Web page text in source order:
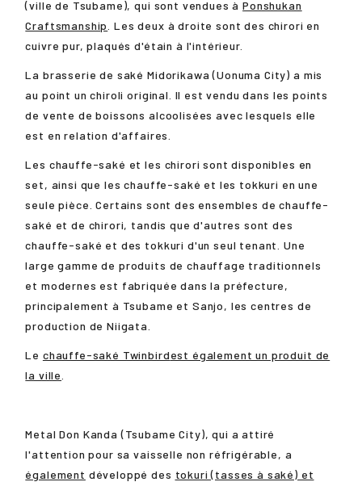
(ville de Tsubame), qui sont vendues àPonshukan
Craftsmanship . Les deux à droite sont des chirori en
cuivre pur, plaqués d'étain à l'intérieur.
La brasserie de saké Midorikawa (Uonuma City) a mis
au point un chiroli original. Il est vendu dans les points
de vente de boissons alcoolisées avec lesquels elle
est en relation d'affaires.
Les chauffe-saké et les chirori sont disponibles en
set, ainsi que les chauffe-saké et les tokkuri en une
seule pièce. Certains sont des ensembles de chauffe-
saké et de chirori, tandis que d'autres sont des
chauffe-saké et des tokkuri d'un seul tenant. Une
large gamme de produits de chauffage traditionnels
et modernes est fabriquée dans la préfecture,
principalement à Tsubame et Sanjo, les centres de
production de Niigata.
Le chauffe-saké Twinbirdest également un produit de
la ville
Metal Don Kanda (Tsubame City), qui a attiré
l'attention pour sa vaisselle non réfrigérable, a
également développé des tokuri (tasses à saké) et